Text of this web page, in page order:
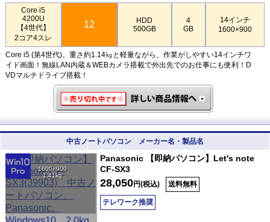
Core i5
4200U
【4世代】
2コア4スレ
12
HDD
500GB
4
GB
14インチ
1600×900
Core i5 (第4世代)。重さ約1.14㎏と軽量ながら、作業がしやすい14インチワ
イド画面！無線LAN内蔵＆WEBカメラ搭載で外出先でのお仕事にも便利！D
VDマルチドライブ搭載！
中古ノートパソコン メーカー名・製品名
1600×900
1.41kg
Panasonic 【即納パソコン】Let's note
CF-SX3
28,050円(税込) 送料無料
テレワーク推奨